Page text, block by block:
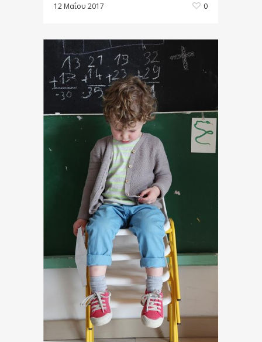
12 Μαΐου 2017 0